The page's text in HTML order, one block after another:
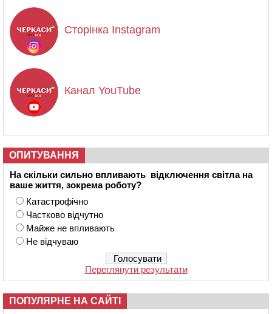
Сторінка Instagram
Канал YouTube
ОПИТУВАННЯ
На скільки сильно впливають відключення світла на
ваше життя, зокрема роботу?
Катастрофічно
Частково відчутно
Майже не впливають
Не відчуваю
Переглянути результати
ПОПУЛЯРНЕ НА САЙТІ